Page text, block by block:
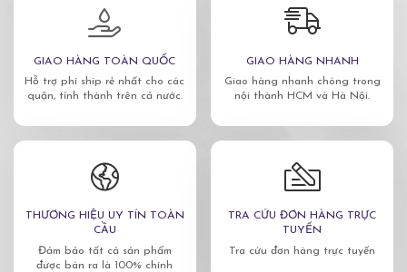
GIAO HÀNG TOÀN QUỐC
Hỗ trợ phí ship rẻ nhất cho các
quận, tỉnh thành trên cả nước.
GIAO HÀNG NHANH
Giao hàng nhanh chóng trong
nội thành HCM và Hà Nội.
THƯƠNG HIỆU UY TÍN TOÀN
CẦU
Đảm bảo tất cả sản phẩm
được bán ra là 100% chính
TRA CỨU ĐƠN HÀNG TRỰC
TUYẾN
Tra cứu đơn hàng trực tuyến